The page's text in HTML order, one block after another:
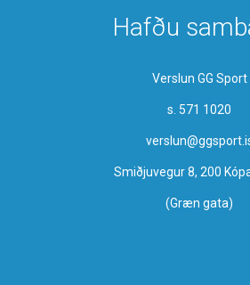
Hafðu
Verslun GG Sport
s. 571 1020
Smiðjuvegur 8, 200
(Græn gata)